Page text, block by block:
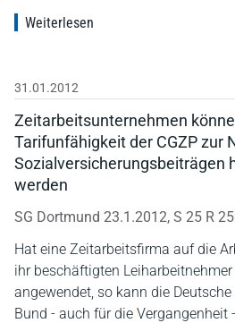
Weiterlesen
31.01.2012
Zeitarbeitsunternehmen
Tarifunfähigkeit der CGZP zur
Sozialversicherungsbeiträgen
werden
SG Dortmund 23.1.2012, S 25 R
Hat eine Zeitarbeitsfirma auf die
ihr beschäftigten
angewendet, so kann die
Bund - auch für die Vergangenheit